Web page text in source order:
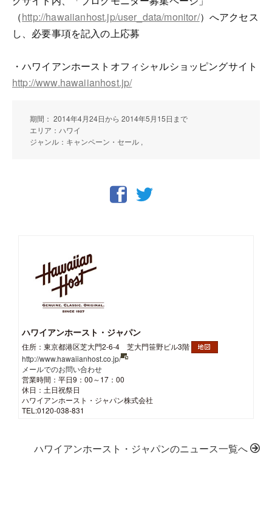
（http://hawaiianhost.jp/user_data/monitor/）へアクセス
し、必要事項を記入の上応募
・ハワイアンホーストオフィシャルショッピングサイト
http://www.hawaiianhost.jp/
期間： 2014年4月24日から 2014年5月15日まで
エリア：ハワイ
ジャンル：キャンペーン・セール ,
ハワイアンホースト・ジャパン
住所：東京都港区芝大門2-6-4 芝大門笹野ビル3階
http://www.hawaiianhost.co.jp/
メールでのお問い合わせ
営業時間：平日9：00～17：00
休日：土日祝祭日
ハワイアンホースト・ジャパン株式会社
TEL:0120-038-831
ハワイアンホースト・ジャパンのニュース一覧へ